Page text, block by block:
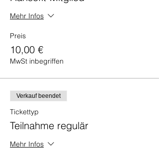
Mehr Infos
Preis
10,00 €
MwSt inbegriffen
Verkauf beendet
Tickettyp
Teilnahme regulär
Mehr Infos